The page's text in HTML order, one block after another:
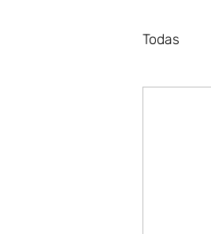
Todas